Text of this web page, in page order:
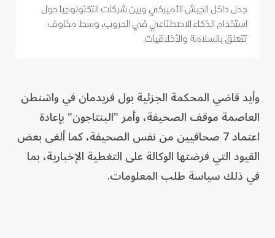
جدل داخل الجيش الأميركي وبين شركات التكنولوجيا حول
استخدام الذكاء الاصطناعي في الحروب، وسط مخاوف
تتعلق بالسلامة والأخلاقيات
وأيد قاضي المحكمة الجزئية بول فريدمان في واشنطن
العاصمة موقف الصحيفة، وأمر "البنتاجون" بإعادة
اعتماد 7 صحافيين من نفس الصحيفة، كما ألغى بعض
القيود التي فرضتها الوكالة على التغطية الإخبارية، بما
في ذلك سياسة طلب المعلومات.